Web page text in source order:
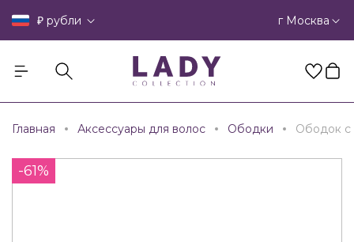
₽ рубли г Москва
Главная Аксессуары для волос Ободки Ободок с
-61%